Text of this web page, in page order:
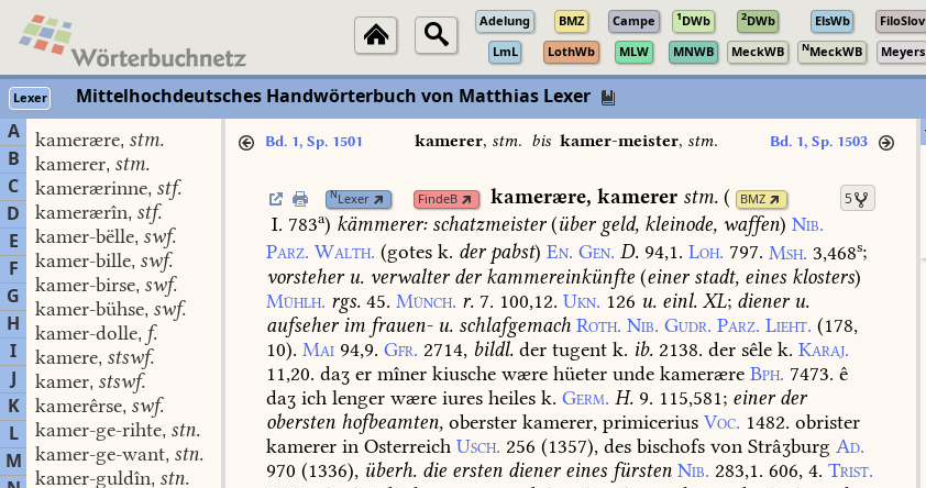
Adelung BMZ Campe 1DWb 2DWb ElsWb FiloSlov
LmL
LothWb MLW MNWB MeckWB NMeckWB Meyers
Lexer Mittelhochdeutsches Handwörterbuch von Matthias Lexer
A
B
C
D
E
F
G
H
I
J
K
L
M
kamerære, stm.
kamerer, stm.
kamerærinne, stf.
kamerærîn, stf.
kamer-bëlle, swf.
kamer-bille, swf.
kamer-birse, swf.
kamer-bühse, swf.
kamer-dolle, f.
kamere, stswf.
kamer, stswf.
kamerêrse, swf.
kamer-ge-rihte, stn.
kamer-ge-want, stn.
kamer-guldîn, stn.
Bd. 1, Sp. 1501 kamerer, stm. bis kamer-meister, stm. Bd. 1, Sp. 1503
5
NLexer FindeB kamerære, kamerer stm. ( BMZ
I. 783a) kämmerer:schatzmeister(übergeld, kleinode, waffen) Nib.
Parz. Walth. (gotes k. derpabst) En. Gen. D. 94,1. Loh. 797. Msh. 3,468s;
vorsteheru. verwalterderkammereinkünfte (einerstadt, eines klosters)
Mühlh. rgs. 45. Münch. r. 7. 100,12. Ukn. 126 u. einl. XL; dieneru.
aufseherim frauen- u. schlafgemach Roth. Nib. Gudr. Parz. Lieht. (178,
10). Mai 94,9. Gfr. 2714, bildl. der tugent k. ib. 2138. der sêle k. Karaj.
11,20. daʒ er mîner kiusche wære hüeter unde kamerære Bph. 7473. ê
daʒ ich lenger wære iures heiles k. Germ. H. 9. 115,581; einerder
obersten hofbeamten, oberster kamerer, primicerius Voc. 1482. obrister
kamerer in Osterreich Usch. 256 (1357), des bischofs von Strâʒburg Ad.
970 (1336), überh. die ersten dienereines fürsten Nib. 283,1. 606, 4. Trist.